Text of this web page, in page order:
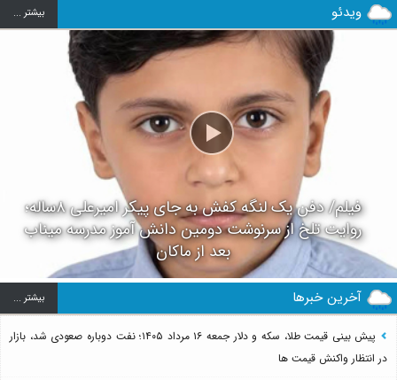
ویدئو بيشتر ...
فیلم/ دفن یک لنگه کفش به جای پیکر امیرعلی ۸ساله؛
روایت تلخ از سرنوشت دومین دانش آموز مدرسه میناب
بعد از ماکان
آخرین خبرها بيشتر ...
پیش بینی قیمت طلا، سکه و دلار جمعه ۱۶ مرداد ۱۴۰۵؛ نفت دوباره صعودی شد، بازار
در انتظار واکنش قیمت ها